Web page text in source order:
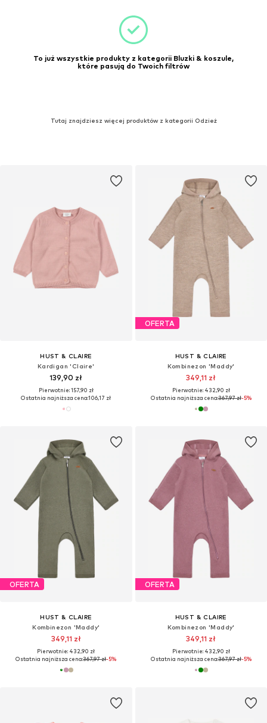
To już wszystkie produkty z kategorii Bluzki & koszule,
które pasują do Twoich filtrów
Tutaj znajdziesz więcej produktów z kategorii Odzież
HUST & CLAIRE
Kardigan 'Claire'
139,90 zł
Pierwotnie: 157,90 zł
Ostatnia najniższa cena:106,17 zł
OFERTA
HUST & CLAIRE
Kombinezon 'Maddy'
349,11 zł
Pierwotnie: 432,90 zł
Ostatnia najniższa cena:367,97 zł-5%
OFERTA
HUST & CLAIRE
Kombinezon 'Maddy'
349,11 zł
Pierwotnie: 432,90 zł
Ostatnia najniższa cena:367,97 zł-5%
OFERTA
HUST & CLAIRE
Kombinezon 'Maddy'
349,11 zł
Pierwotnie: 432,90 zł
Ostatnia najniższa cena:367,97 zł-5%